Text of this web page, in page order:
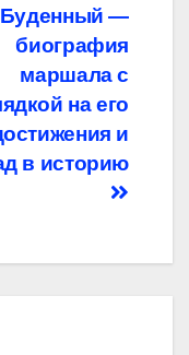
Буденный —
биография
маршала с
на его
и
в историю